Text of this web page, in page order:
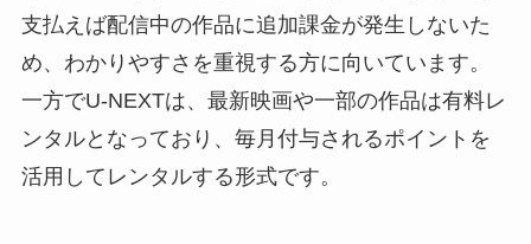
支払えば配信中の作品に追加課金が発生しないた
め、わかりやすさを重視する方に向いています。
一方でU-NEXTは、最新映画や一部の作品は有料レ
ンタルとなっており、毎月付与されるポイントを
活用してレンタルする形式です。